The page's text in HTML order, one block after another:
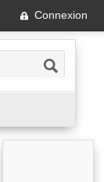
Connexion